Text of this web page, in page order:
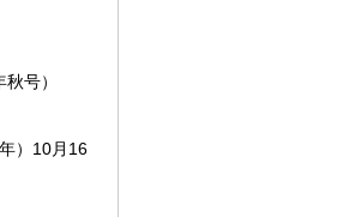
号）
）10月16